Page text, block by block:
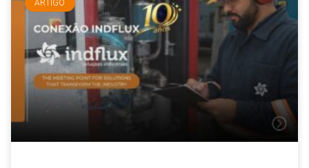
ARTIGO